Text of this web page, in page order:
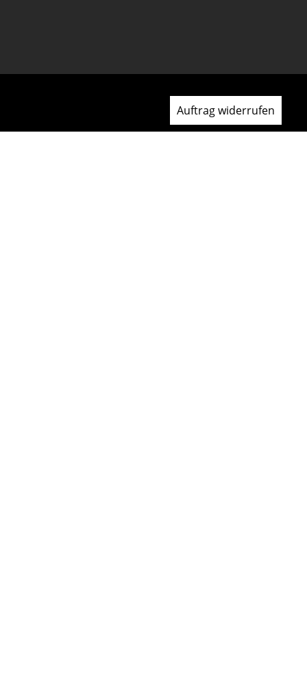
Auftrag widerrufen